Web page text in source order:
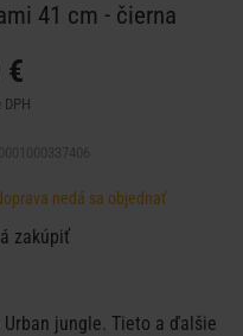
41 cm - čierna
€
nedá sa objednať
zakúpiť
jungle. Tieto a ďalšie